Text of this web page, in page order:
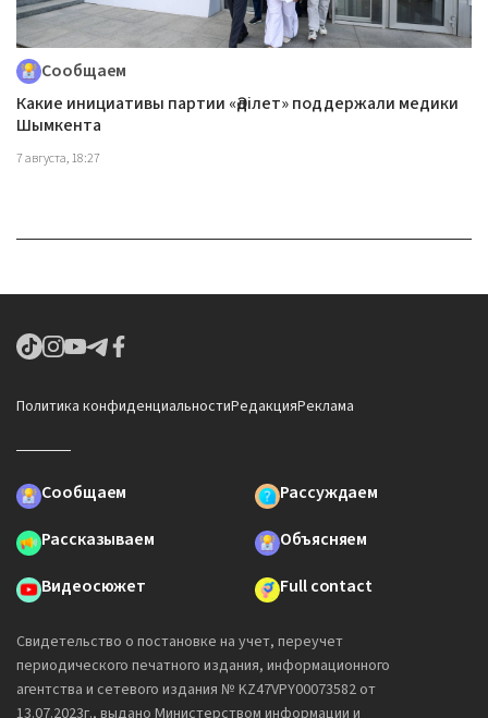
Сообщаем
Какие инициативы партии «Әділет» поддержали медики
Шымкента
7 августа, 18:27
Политика конфиденциальностиРедакцияРеклама
Сообщаем
Рассуждаем
Рассказываем
Объясняем
Видеосюжет
Full contact
Свидетельство о постановке на учет, переучет
периодического печатного издания, информационного
агентства и сетевого издания № KZ47VPY00073582 от
13.07.2023г., выдано Министерством информации и